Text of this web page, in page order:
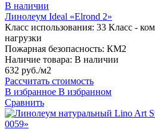
В наличии
Линолеум Ideal «Elrond 2»
Класс использования: 33 Класс -
нагрузки
Пожарная безопасность: КМ2
Наличие товара: В наличии
632 руб./м2
Рассчитать стоимость
В избранное В избранном
Сравнить